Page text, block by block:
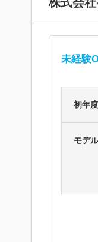
未経験
初年
モデ